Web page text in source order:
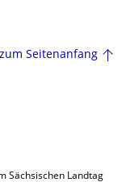
Seitenanfang
Sächsischen Landtag